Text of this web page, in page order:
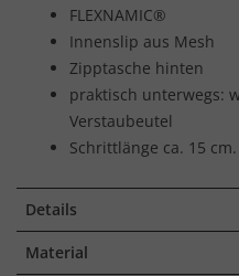
FLEXNAMIC®
Innenslip aus Mesh
Zipptasche hinten
praktisch unterwegs:
Verstaubeutel
Schrittlänge ca. 15 cm.
Details
Material